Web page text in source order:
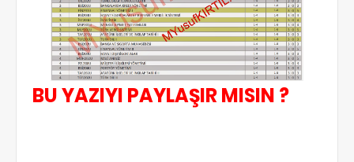
BU YAZIYI PAYLAŞIR MISIN ?